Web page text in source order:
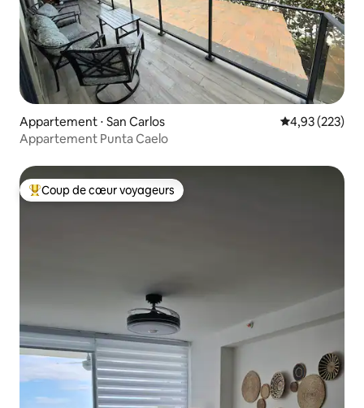
Appartement ⋅ San Carlos Évaluation
4,93 (223)
Appartement Punta Caelo
Coups de cœur voyageurs les plus appréciés
Coup de cœur voyageurs